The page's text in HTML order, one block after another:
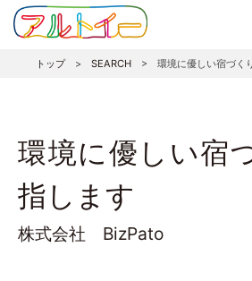
トップ> SEARCH > 環境に優しい宿づく
環境に優しい宿
指します
株式会社 BizPato